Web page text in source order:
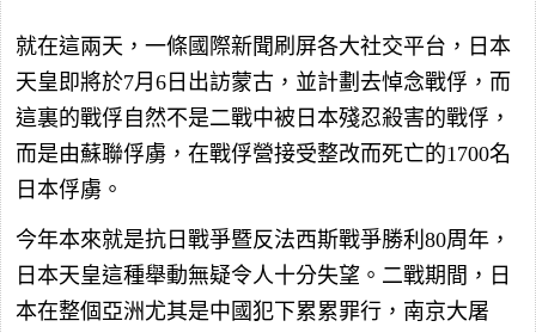
就在這兩天，一條國際新聞刷屏各大社交平台，日本
天皇即將於7月6日出訪蒙古，並計劃去悼念戰俘，而
這裏的戰俘自然不是二戰中被日本殘忍殺害的戰俘，
而是由蘇聯俘虜，在戰俘營接受整改而死亡的1700名
日本俘虜。
今年本來就是抗日戰爭暨反法西斯戰爭勝利80周年，
日本天皇這種舉動無疑令人十分失望。二戰期間，日
本在整個亞洲尤其是中國犯下累累罪行，南京大屠